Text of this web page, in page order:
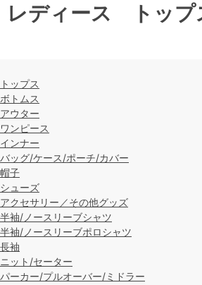
レディース トップ
トップス
ボトムス
アウター
ワンピース
インナー
バッグ/ケース/ポーチ/カバー
帽子
シューズ
アクセサリー／その他グッズ
半袖/ノースリーブシャツ
半袖/ノースリーブポロシャツ
長袖
ニット/セーター
パーカー/プルオーバー/ミドラー